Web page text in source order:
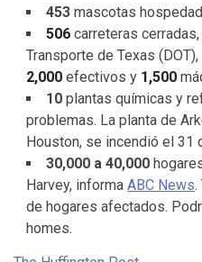
453 mascotas
506 carreteras
Transporte de Texas
2,000 efectivos y 1,500
10 plantas químicas y
problemas. La planta de
Houston, se incendió el 31
30,000 a 40,000
Harvey, informa ABC News.
de hogares afectados.
homes.